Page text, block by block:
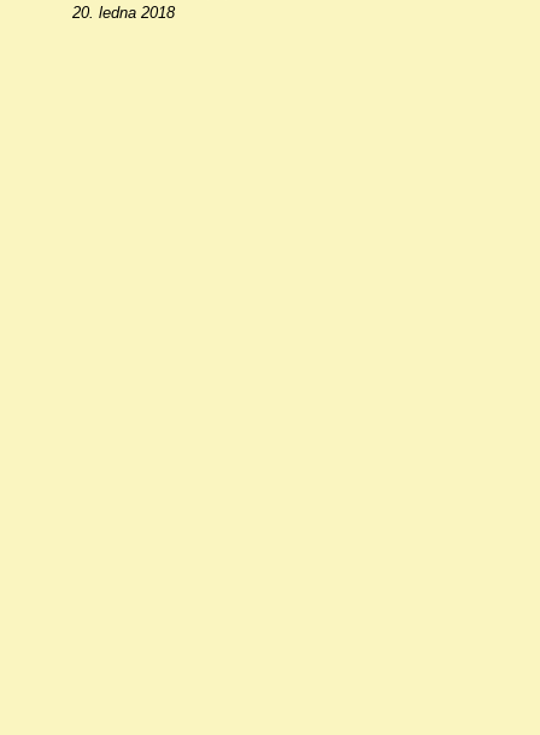
20. ledna 2018